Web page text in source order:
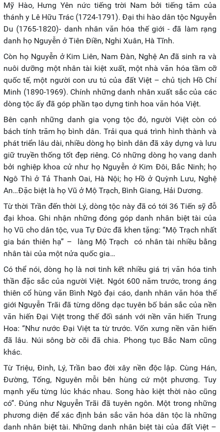
Mỹ Hào, Hưng Yên nức tiếng trời Nam bởi tiếng tăm của
thánh y Lê Hữu Trác (1724-1791). Đại thi hào dân tộc Nguyễn
Du (1765-1820)- danh nhân văn hóa thế giới - đã làm rạng
danh họ Nguyễn ở Tiên Điền, Nghi Xuân, Hà Tĩnh.
Còn họ Nguyễn ở Kim Liên, Nam Đàn, Nghệ An đã sinh ra và
nuôi dưỡng một nhân tài kiệt xuất, một nhà văn hóa tầm cỡ
quốc tế, một người con ưu tú của đất Việt – chủ tịch Hồ Chí
Minh (1890-1969). Chính những danh nhân xuất sắc của các
dòng tộc ấy đã góp phần tạo dựng tinh hoa văn hóa Việt.
Bên cạnh những danh gia vọng tộc đó, người Việt còn có
bách tính trăm họ bình dân. Trải qua quá trình hình thành và
phát triển lâu dài, nhiều dòng họ bình dân đã xây dựng và lưu
giữ truyền thống tốt đẹp riêng. Có những dòng họ vang danh
bởi nghiệp khoa cử như họ Nguyễn ở Kim Đôi, Bắc Ninh; họ
Ngô Thì ở Tả Thanh Oai, Hà Nội; họ Hồ ở Quỳnh Lưu, Nghệ
An…Đặc biệt là họ Vũ ở Mộ Trạch, Bình Giang, Hải Dương.
Từ thời Trần đến thời Lý, dòng tộc này đã có tới 36 Tiến sỹ đỗ
đại khoa. Ghi nhận những đóng góp danh nhân biệt tài của
họ Vũ cho dân tộc, vua Tự Đức đã khen tặng: “Mộ Trạch nhất
gia bán thiên hạ” – làng Mộ Trạch có nhân tài nhiều bằng
nhân tài của một nửa quốc gia…
Có thể nói, dòng họ là nơi tinh kết nhiều giá trị văn hóa tinh
thần đặc sắc của người Việt. Ngót 600 năm trước, trong áng
thiên cổ hùng văn Bình Ngô đại cáo, danh nhân văn hóa thế
giới Nguyễn Trãi đã từng dõng dạc tuyên bố bản sắc của nền
văn hiến Đại Việt trong thế đối sánh với nền văn hiến Trung
Hoa: “Như nước Đại Việt ta từ trước. Vốn xưng nền văn hiến
đã lâu. Núi sông bờ cõi đã chia. Phong tục Bắc Nam cũng
khác.
Từ Triệu, Đinh, Lý, Trần bao đời xây nền độc lập. Cùng Hán,
Đường, Tống, Nguyên mỗi bên hùng cứ một phương. Tuy
mạnh yếu từng lúc khác nhau. Song hào kiệt thời nào cũng
có”. Đúng như Nguyễn Trãi đã tuyên ngôn. Một trong những
phương diện để xác định bản sắc văn hóa dân tộc là những
danh nhân biệt tài. Những danh nhân biệt tài của đất Việt –